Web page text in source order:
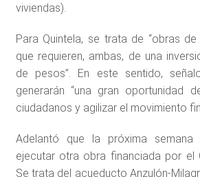
viviendas).
Para Quintela, se trata de “obras
que requieren, ambas, de una
de pesos”. En este sentido,
generarán “una gran oportunidad
ciudadanos y agilizar el movimiento
Adelantó que la próxima semana
ejecutar otra obra financiada por el
Se trata del acueducto Anzulón-